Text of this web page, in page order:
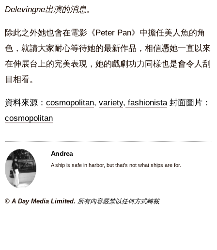
Delevingne出演的消息。
除此之外她也會在電影《Peter Pan》中擔任美人魚的角
色，就請大家耐心等待她的最新作品，相信憑她一直以來
在伸展台上的完美表現，她的戲劇功力同樣也是會令人刮
目相看。
資料來源： cosmopolitan, variety, fashionista封面圖片：
cosmopolitan
Andrea
A ship is safe in harbor, but that's not what ships are for.
© A Day Media Limited. 所有內容嚴禁以任何方式轉載